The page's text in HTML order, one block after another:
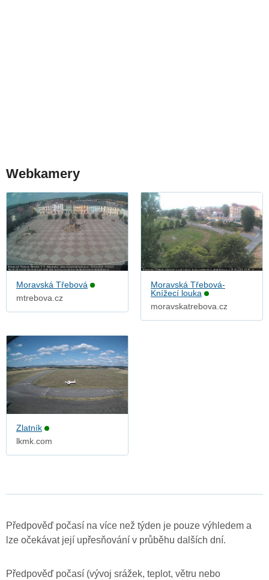
Webkamery
Moravská Třebová
mtrebova.cz
Moravská Třebová-
Knížecí louka
moravskatrebova.cz
Zlatník
lkmk.com
Předpověď počasí na více než týden je pouze výhledem a
lze očekávat její upřesňování v průběhu dalších dní.
Předpověď počasí (vývoj srážek, teplot, větru nebo